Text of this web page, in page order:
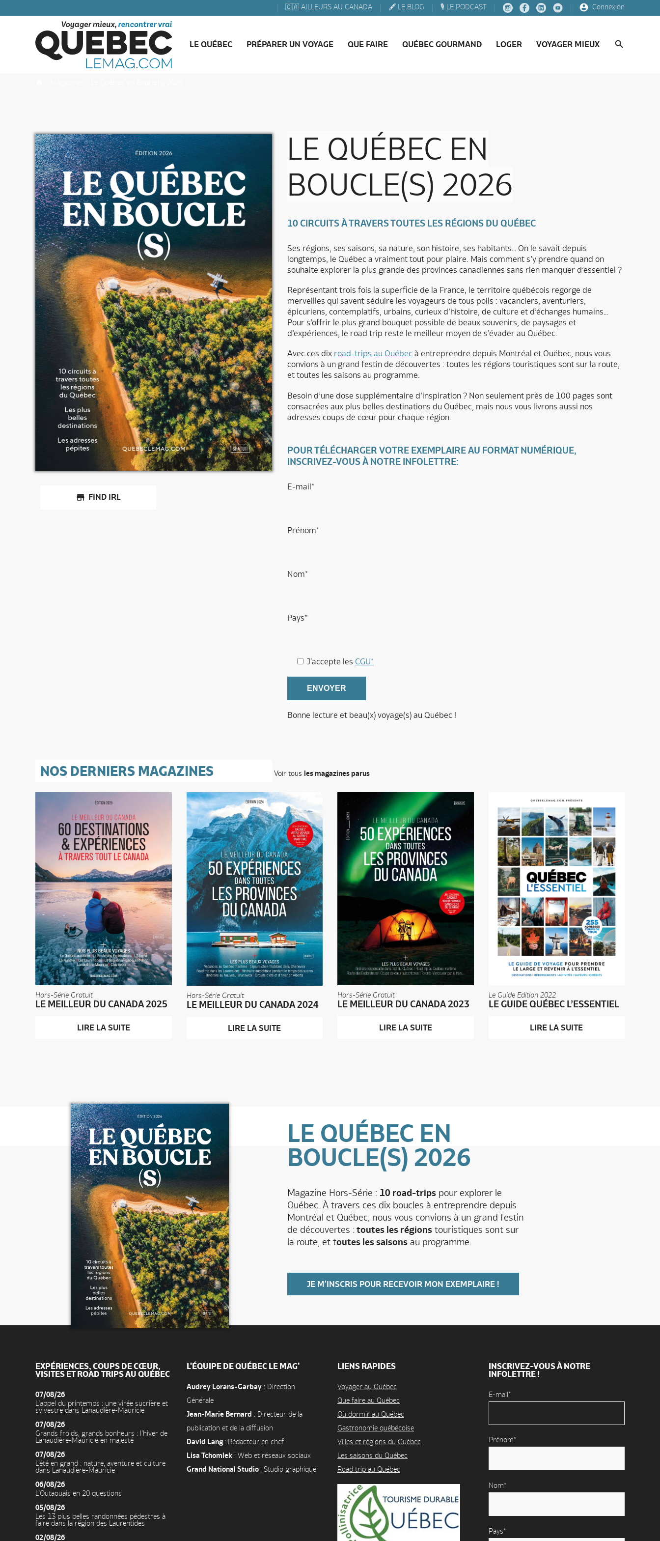
🇨🇦 AILLEURS AU CANADA 🖋️ LE BLOG 🎙️ LE PODCAST Connexion
LE QUÉBEC PRÉPARER UN VOYAGE QUE FAIRE QUÉBEC GOURMAND LOGER VOYAGER MIEUX
LE QUÉBEC EN
BOUCLE(S) 2026
FIND IRL
10 CIRCUITS À TRAVERS TOUTES LES RÉGIONS DU QUÉBEC
Ses régions, ses saisons, sa nature, son histoire, ses habitants… On le savait depuis
longtemps, le Québec a vraiment tout pour plaire. Mais comment s’y prendre quand on
souhaite explorer la plus grande des provinces canadiennes sans rien manquer d’essentiel ?
Représentant trois fois la superficie de la France, le territoire québécois regorge de
merveilles qui savent séduire les voyageurs de tous poils : vacanciers, aventuriers,
épicuriens, contemplatifs, urbains, curieux d’histoire, de culture et d’échanges humains…
Pour s’offrir le plus grand bouquet possible de beaux souvenirs, de paysages et
d’expériences, le road trip reste le meilleur moyen de s’évader au Québec.
Avec ces dix road-trips au Québecà entreprendre depuis Montréal et Québec, nous vous
convions à un grand festin de découvertes : toutes les régions touristiques sont sur la route,
et toutes les saisons au programme.
Besoin d’une dose supplémentaire d’inspiration ? Non seulement près de 100 pages sont
consacrées aux plus belles destinations du Québec, mais nous vous livrons aussi nos
adresses coups de cœur pour chaque région.
POUR TÉLÉCHARGER VOTRE EXEMPLAIRE AU FORMAT NUMÉRIQUE,
INSCRIVEZ-VOUS À NOTRE INFOLETTRE:
E-mail*
Prénom*
Nom*
Pays*
J'accepte les CGU*
Bonne lecture et beau(x) voyage(s) au Québec !
NOS DERNIERS MAGAZINES Voir tous les magazines parus
Hors-Série Gratuit
LE MEILLEUR DU CANADA 2025
LIRE LA SUITE
Hors-Série Gratuit
LE MEILLEUR DU CANADA 2024
LIRE LA SUITE
Hors-Série Gratuit
LE MEILLEUR DU CANADA 2023
LIRE LA SUITE
Le Guide Edition 2022
LE GUIDE QUÉBEC L’ESSENTIEL
LIRE LA SUITE
LE QUÉBEC EN
BOUCLE(S) 2026
Magazine Hors-Série : 10 road-tripspour explorer le
Québec. À travers ces dix boucles à entreprendre depuis
Montréal et Québec, nous vous convions à un grand festin
de découvertes : toutes les régionstouristiques sont sur
la route, et toutes les saisonsau programme.
JE M'INSCRIS POUR RECEVOIR MON EXEMPLAIRE !
EXPÉRIENCES, COUPS DE CŒUR,
VISITES ET ROAD TRIPS AU QUÉBEC
07/08/26
L’appel du printemps : une virée sucrière et
sylvestre dans Lanaudière-Mauricie
07/08/26
Grands froids, grands bonheurs : l’hiver de
Lanaudière-Mauricie en majesté
07/08/26
L’été en grand : nature, aventure et culture
dans Lanaudière-Mauricie
06/08/26
L’Outaouais en 20 questions
05/08/26
Les 13 plus belles randonnées pédestres à
faire dans la région des Laurentides
02/08/26
L'ÉQUIPE DE QUÉBEC LE MAG'
Audrey Lorans-Garbay: Direction
Générale
Jean-Marie Bernard : Directeur de la
publication et de la diffusion
David Lang : Rédacteur en chef
Lisa Tchomlek: Web et réseaux sociaux
Grand National Studio : Studio graphique
LIENS RAPIDES
Voyager au Québec
Que faire au Québec
Où dormir au Québec
Gastronomie québécoise
Villes et régions du Québec
Les saisons du Québec
Road trip au Québec
INSCRIVEZ-VOUS À NOTRE
INFOLETTRE !
E-mail*
Prénom*
Nom*
Pays*